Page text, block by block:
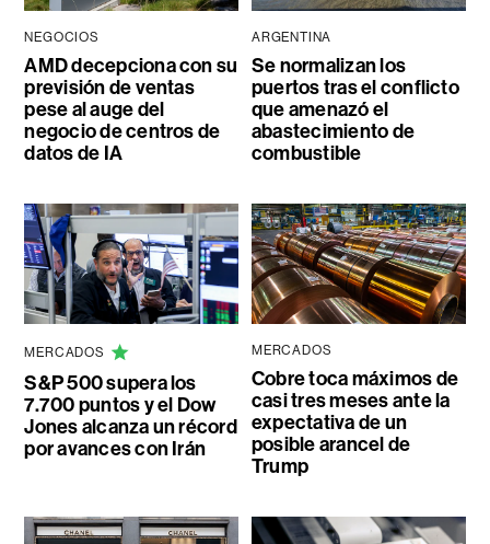
NEGOCIOS
AMD decepciona con su
previsión de ventas
pese al auge del
negocio de centros de
datos de IA
ARGENTINA
Se normalizan los
puertos tras el conflicto
que amenazó el
abastecimiento de
combustible
MERCADOS
S&P 500 supera los
7.700 puntos y el Dow
Jones alcanza un récord
por avances con Irán
MERCADOS
Cobre toca máximos de
casi tres meses ante la
expectativa de un
posible arancel de
Trump